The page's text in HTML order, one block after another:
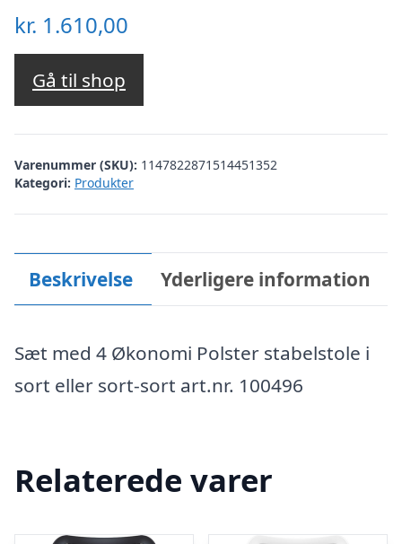
kr. 1.610,00
Gå til shop
Varenummer (SKU): 1147822871514451352
Kategori: Produkter
Beskrivelse Yderligere information
Sæt med 4 Økonomi Polster stabelstole i
sort eller sort-sort art.nr. 100496
Relaterede varer